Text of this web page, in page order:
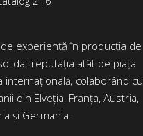
experiență în producția de
reputația atât pe piața
internațională, colaborând cu
din Elveția, Franța, Austria,
și Germania.